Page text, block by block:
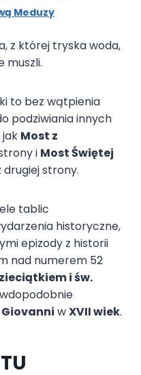
Meduzy
z której tryska woda,
muszli.
to bez wątpienia
podziwiania innych
Most z
i Most Świętej
drugiej strony.
tablic
historyczne,
epizody z historii
nad numerem 52
i św.
Giovanni wXVII wiek.